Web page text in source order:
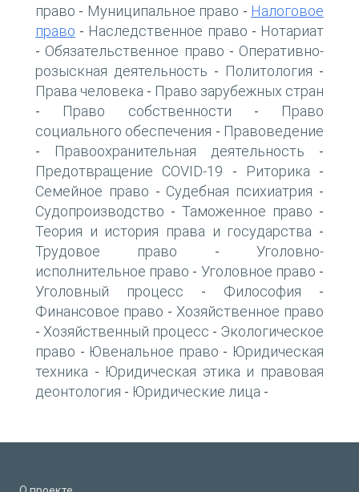
право - Муниципальное право - Налоговое
право - Наследственное право - Нотариат
- Обязательственное право - Оперативно-
розыскная деятельность - Политология -
Права человека - Право зарубежных стран
- Право собственности -
Право
социального обеспечения - Правоведение
- Правоохранительная деятельность -
Предотвращение COVID-19 - Риторика -
Семейное право - Судебная психиатрия -
Судопроизводство - Таможенное право -
Теория и история права и государства -
Трудовое право -Уголовно-
исполнительное право - Уголовное право -
Уголовный процесс - Философия -
Финансовое право - Хозяйственное право
- Хозяйственный процесс - Экологическое
право - Ювенальное право - Юридическая
техника - Юридическая этика и правовая
деонтология - Юридические лица -